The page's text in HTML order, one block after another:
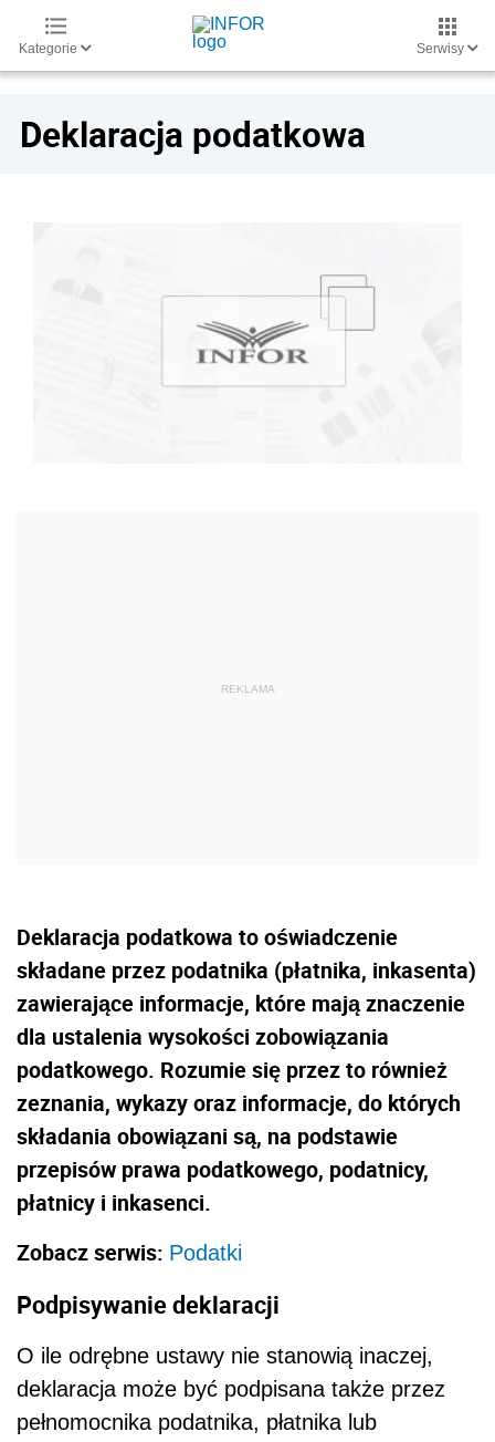
Kategorie Serwisy
Deklaracja podatkowa
Deklaracja podatkowa to oświadczenie
składane przez podatnika (płatnika, inkasenta)
zawierające informacje, które mają znaczenie
dla ustalenia wysokości zobowiązania
podatkowego. Rozumie się przez to również
zeznania, wykazy oraz informacje, do których
składania obowiązani są, na podstawie
przepisów prawa podatkowego, podatnicy,
płatnicy i inkasenci.
Zobacz serwis: Podatki
Podpisywanie deklaracji
O ile odrębne ustawy nie stanowią inaczej,
deklaracja może być podpisana także przez
pełnomocnika podatnika, płatnika lub